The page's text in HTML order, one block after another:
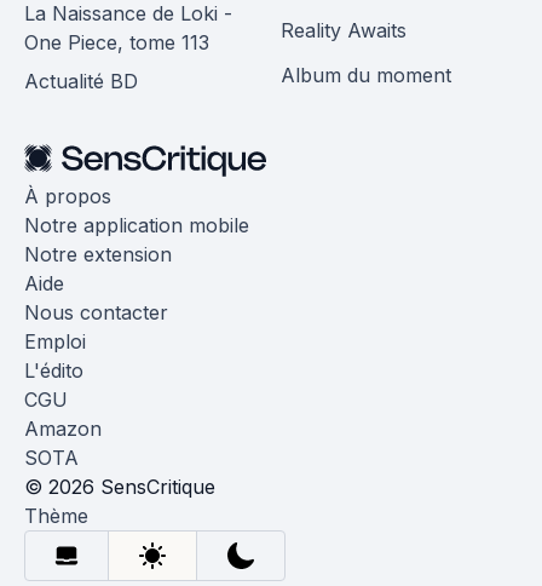
La Naissance de Loki -
One Piece, tome 113
Actualité BD
Reality Awaits
Album du moment
À propos
Notre application mobile
Notre extension
Aide
Nous contacter
Emploi
L'édito
CGU
Amazon
SOTA
© 2026 SensCritique
Thème